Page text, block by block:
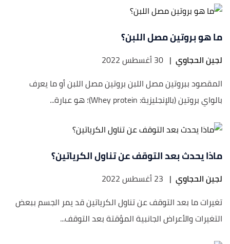
ما هو بروتين مصل اللبن؟
لجين الحجاوي | 30 أغسطس 2022
المقصود ببروتين مصل اللبن بروتين مصل اللبن أو ما يعرف
بالواي بروتين (بالإنجليزية: Whey protein)؛ هو عبارة...
ماذا يحدث بعد التوقف عن تناول الكرياتين؟
لجين الحجاوي | 23 أغسطس 2022
تغيرات ما بعد التوقف عن تناول الكرياتين قد يمر الجسم ببعض
التغيرات والأعراض الجانبية المؤقتة بعد التوقف...